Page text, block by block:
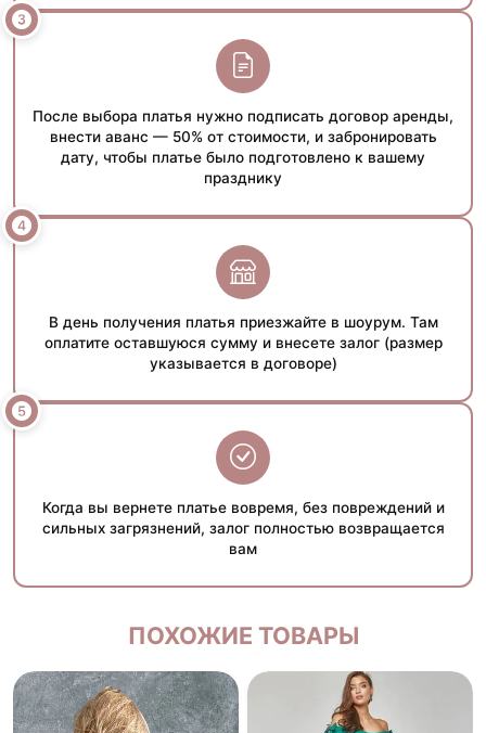
После выбора платья нужно подписать договор аренды,
внести аванс — 50% от стоимости, и забронировать
дату, чтобы платье было подготовлено к вашему
празднику
В день получения платья приезжайте в шоурум. Там
оплатите оставшуюся сумму и внесете залог (размер
указывается в договоре)
Когда вы вернете платье вовремя, без повреждений и
сильных загрязнений, залог полностью возвращается
вам
ПОХОЖИЕ ТОВАРЫ